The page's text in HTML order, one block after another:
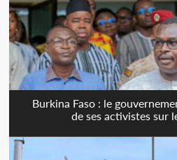
Burkina Faso : le
de ses activistes sur